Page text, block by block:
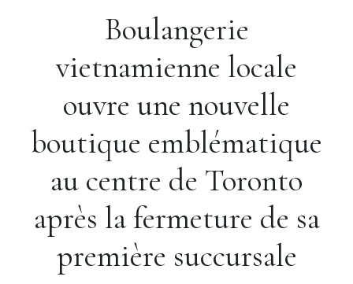
Boulangerie
vietnamienne locale
ouvre une nouvelle
boutique emblématique
au centre de Toronto
après la fermeture de sa
première succursale